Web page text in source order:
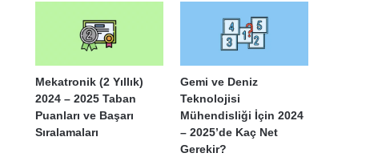
Mekatronik (2 Yıllık)
2024 – 2025 Taban
Puanları ve Başarı
Sıralamaları
Gemi ve Deniz
Teknolojisi
Mühendisliği İçin 2024
– 2025’de Kaç Net
Gerekir?